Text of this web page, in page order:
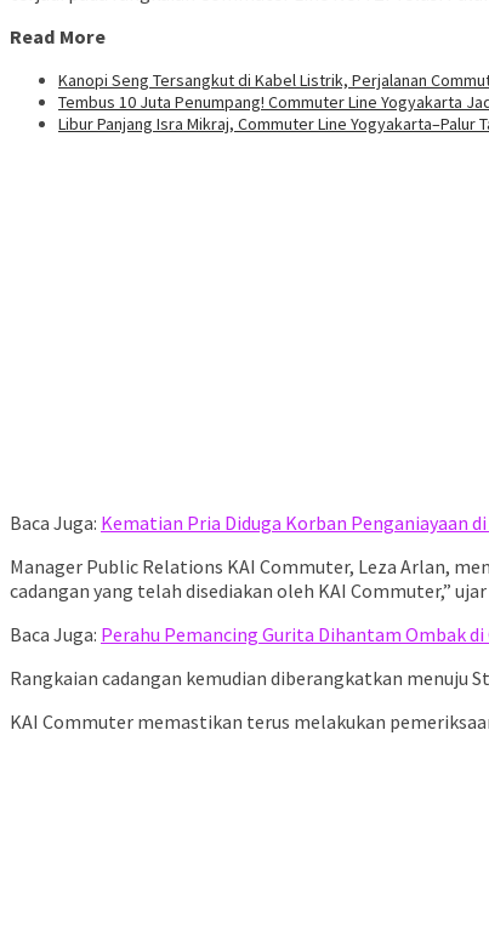
Read More
Kanopi Seng Tersangkut di Kabel Listrik, Perjalanan
Tembus 10 Juta Penumpang! Commuter Line Yogyakarta
Libur Panjang Isra Mikraj, Commuter Line Yogyakarta–Palur
Baca Juga: Kematian Pria Diduga Korban Penganiayaan
Manager Public Relations KAI Commuter, Leza Arlan,
cadangan yang telah disediakan oleh KAI Commuter,” ujar
Baca Juga: Perahu Pemancing Gurita Dihantam Ombak
Rangkaian cadangan kemudian diberangkatkan menuju
KAI Commuter memastikan terus melakukan